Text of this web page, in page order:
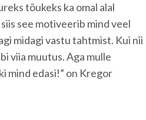
tõukeks ka omal alal
see motiveerib mind veel
midagi vastu tahtmist. Kui nii
viia muutus. Aga mulle
mind edasi!” on Kregor